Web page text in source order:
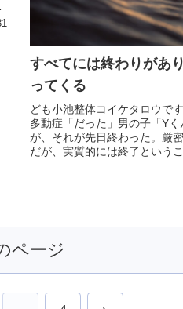
すべてには終わりがあ
ってくる
ども小池整体コイケタロウで
多動症「だった」男の子「Y
が、それが先日終わった。厳
だが、実質的には終了という
ページ